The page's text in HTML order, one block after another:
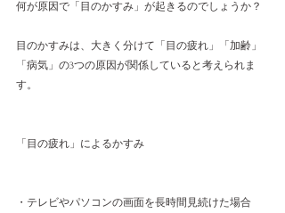
何が原因で「目のかすみ」が起きるのでしょうか？
目のかすみは、大きく分けて「目の疲れ」「加齢」
「病気」の3つの原因が関係していると考えられま
す。
「目の疲れ」によるかすみ
・テレビやパソコンの画面を長時間見続けた場合